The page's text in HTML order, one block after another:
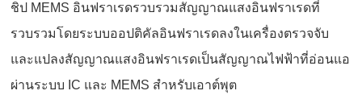
ชิป MEMS อินฟราเรดรวบรวมสัญญาณแสงอินฟราเรดที่
รวบรวมโดยระบบออปติคัลอินฟราเรดลงในเครื่องตรวจจับ
และแปลงสัญญาณแสงอินฟราเรดเป็นสัญญาณไฟฟ้าที่อ่อนแอ
ผ่านระบบ IC และ MEMS สำหรับเอาต์พุต